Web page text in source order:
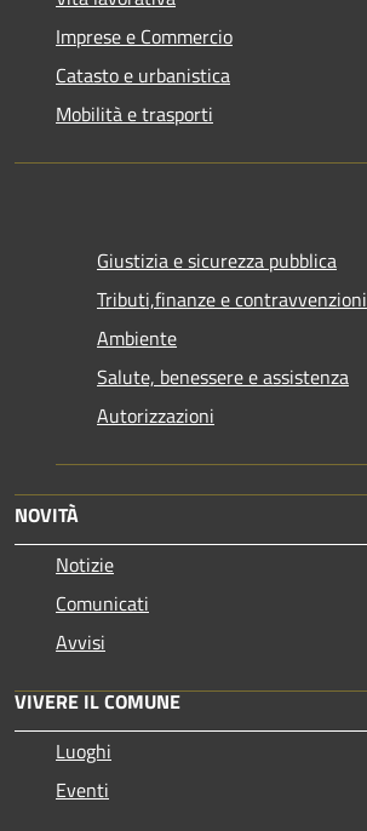
Imprese e Commercio
Catasto e urbanistica
Mobilità e trasporti
Giustizia e sicurezza pubblica
Tributi,finanze e contravvenzioni
Ambiente
Salute, benessere e assistenza
Autorizzazioni
NOVITÀ
Notizie
Comunicati
Avvisi
VIVERE IL COMUNE
Luoghi
Eventi